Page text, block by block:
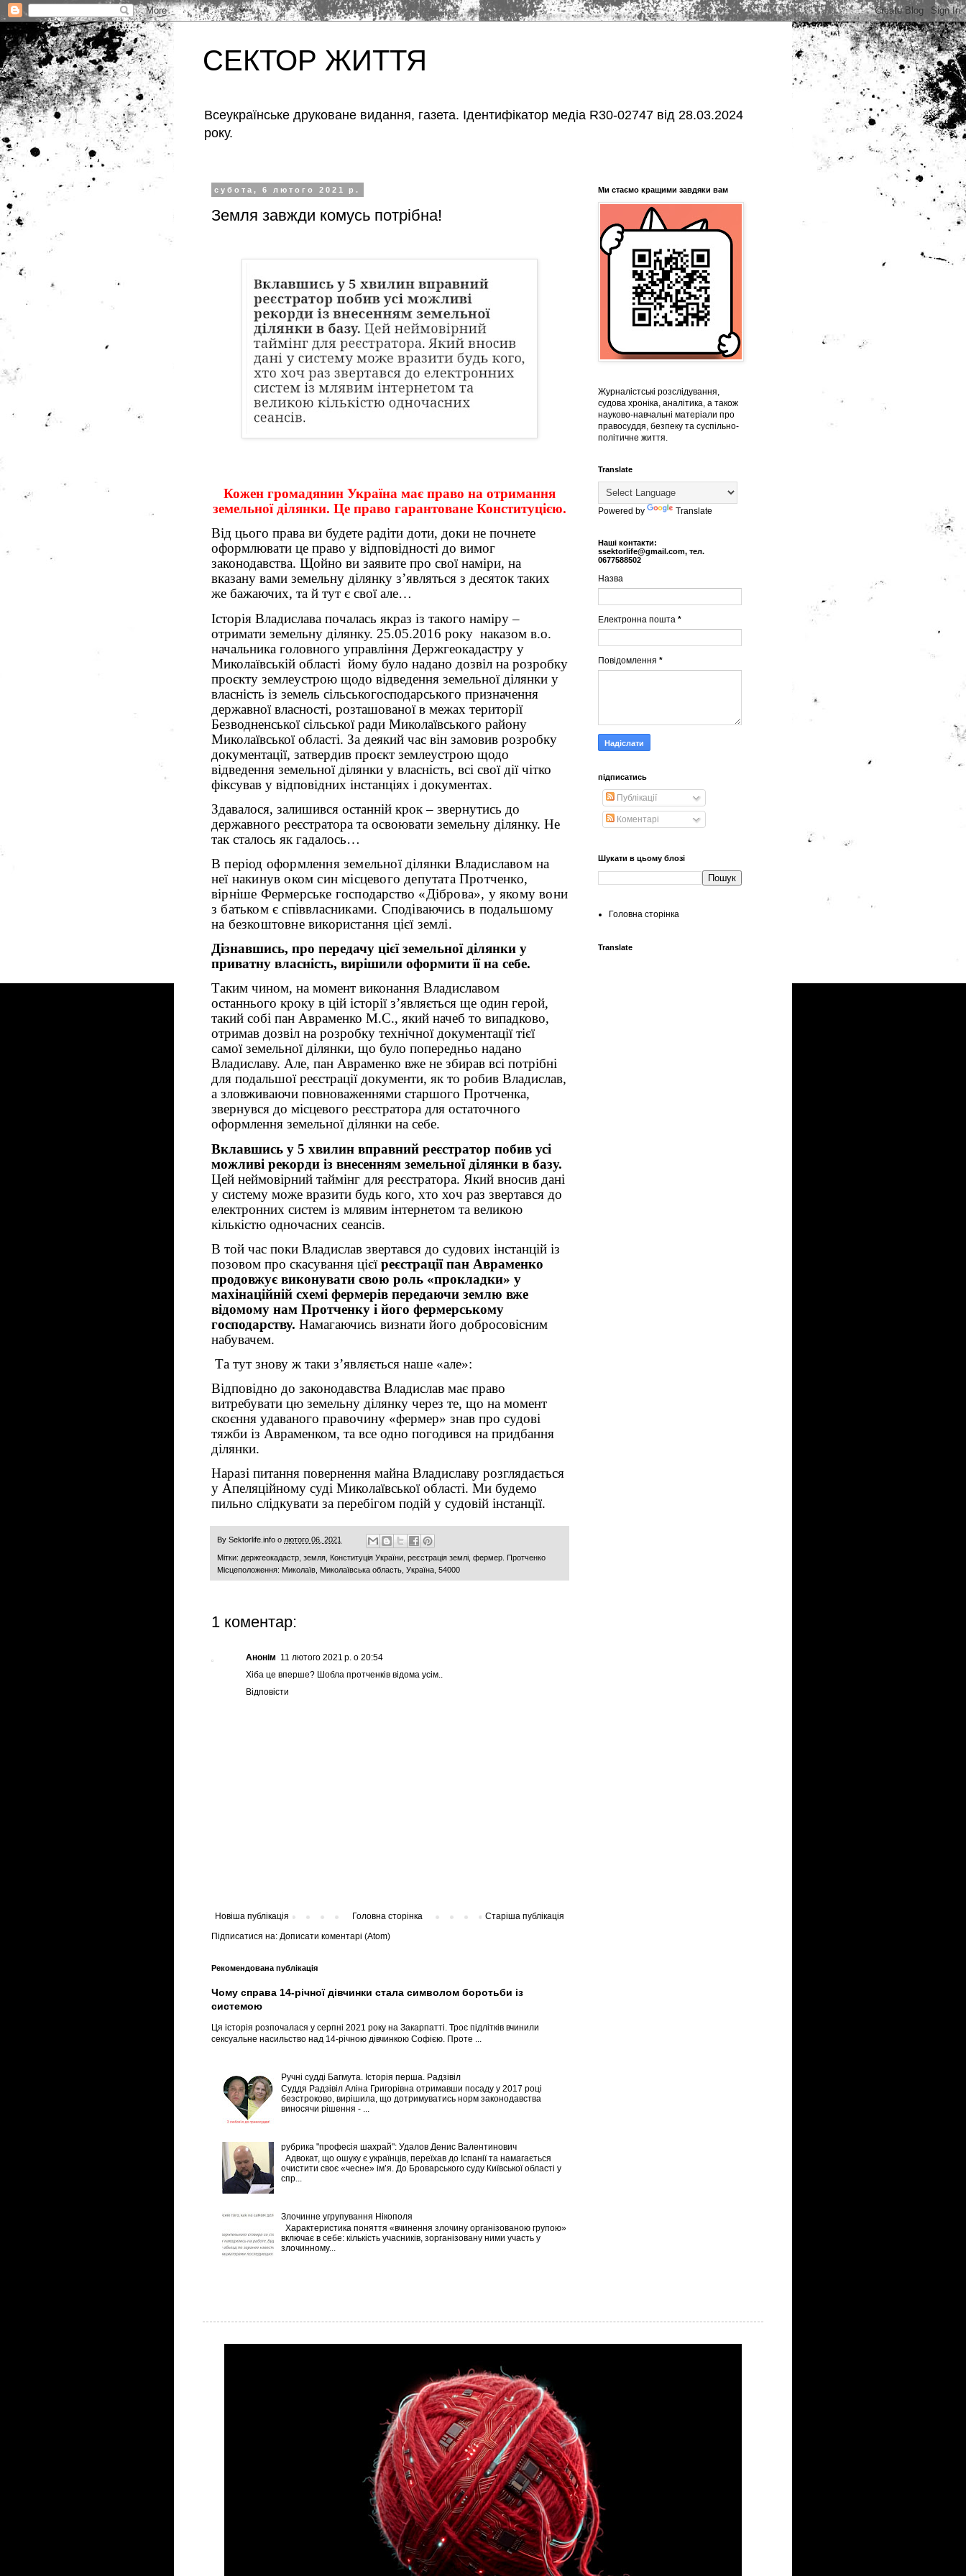
СЕКТОР ЖИТТЯ
Всеукраїнське друковане видання, газета. Ідентифікатор медіа R30-02747 від 28.03.2024
року.
субота, 6 лютого 2021 р.
Земля завжди комусь потрібна!
Кожен громадянин Україна має право на отримання
земельної ділянки. Це право гарантоване Конституцією.
Від цього права ви будете радіти доти, доки не почнете
оформлювати це право у відповідності до вимог
законодавства. Щойно ви заявите про свої наміри, на
вказану вами земельну ділянку з’являться з десяток таких
же бажаючих, та й тут є свої але…
Історія Владислава почалась якраз із такого наміру –
отримати земельну ділянку. 25.05.2016 року наказом в.о.
начальника головного управління Держгеокадастру у
Миколаївській області йому було надано дозвіл на розробку
проєкту землеустрою щодо відведення земельної ділянки у
власність із земель сільськогосподарського призначення
державної власності, розташованої в межах території
Безводненської сільської ради Миколаївського району
Миколаївської області. За деякий час він замовив розробку
документації, затвердив проєкт землеустрою щодо
відведення земельної ділянки у власність, всі свої дії чітко
фіксував у відповідних інстанціях і документах.
Здавалося, залишився останній крок – звернутись до
державного реєстратора та освоювати земельну ділянку. Не
так сталось як гадалось…
В період оформлення земельної ділянки Владиславом на
неї накинув оком син місцевого депутата Протченко,
вірніше Фермерське господарство «Діброва», у якому вони
з батьком є співвласниками. Сподіваючись в подальшому
на безкоштовне використання цієї землі.
Дізнавшись, про передачу цієї земельної ділянки у
приватну власність, вирішили оформити її на себе.
Таким чином, на момент виконання Владиславом
останнього кроку в цій історії з’являється ще один герой,
такий собі пан Авраменко М.С., який начеб то випадково,
отримав дозвіл на розробку технічної документації тієї
самої земельної ділянки, що було попередньо надано
Владиславу. Але, пан Авраменко вже не збирав всі потрібні
для подальшої реєстрації документи, як то робив Владислав,
а зловживаючи повноваженнями старшого Протченка,
звернувся до місцевого реєстратора для остаточного
оформлення земельної ділянки на себе.
Вклавшись у 5 хвилин вправний реєстратор побив усі
можливі рекорди із внесенням земельної ділянки в базу.
Цей неймовірний таймінг для реєстратора. Який вносив дані
у систему може вразити будь кого, хто хоч раз звертався до
електронних систем із млявим інтернетом та великою
кількістю одночасних сеансів.
В той час поки Владислав звертався до судових інстанцій із
позовом про скасування цієїреєстрації пан Авраменко
продовжує виконувати свою роль «прокладки» у
махінаційній схемі фермерів передаючи землю вже
відомому нам Протченку і його фермерському
господарству. Намагаючись визнати його добросовісним
набувачем.
Та тут знову ж таки з’являється наше «але»:
Відповідно до законодавства Владислав має право
витребувати цю земельну ділянку через те, що на момент
скоєння удаваного правочину «фермер» знав про судові
тяжби із Авраменком, та все одно погодився на придбання
ділянки.
Наразі питання повернення майна Владиславу розглядається
у Апеляційному суді Миколаївської області. Ми будемо
пильно слідкувати за перебігом подій у судовій інстанції.
By Sektorlife.info о лютого 06, 2021
Мітки: держгеокадастр земля Конституція України реєстрація землі фермер. Протченко
Місцеположення: Миколаїв, Миколаївська область, Україна, 54000
1 коментар:
Анонім 11 лютого 2021 р. о 20:54
Хіба це вперше? Шобла протченків відома усім..
Відповісти
Новіша публікація Старіша публікація
Головна сторінка
Підписатися на: Дописати коментарі (Atom)
Рекомендована публікація
Чому справа 14-річної дівчинки стала символом боротьби із
системою
Ця історія розпочалася у серпні 2021 року на Закарпатті. Троє підлітків вчинили
сексуальне насильство над 14-річною дівчинкою Софією. Проте ...
Ручні судді Багмута. Історія перша. Радзівіл
Суддя Радзівіл Аліна Григорівна отримавши посаду у 2017 році
безстроково, вирішила, що дотримуватись норм законодавства
виносячи рішення - ...
рубрика "професія шахрай": Удалов Денис Валентинович
Адвокат, що ошуку є українців, переїхав до Іспанії та намагається
очистити своє «чесне» ім’я. До Броварського суду Київської області у
спр...
Злочинне угрупування Нікополя
Характеристика поняття «вчинення злочину організованою групою»
включає в себе: кількість учасників, зорганізовану ними участь у
злочинному...
Ми стаємо кращими завдяки вам
Журналістські розслідування,
судова хроніка, аналітика, а також
науково-навчальні матеріали про
правосуддя, безпеку та суспільно-
політичне життя.
Translate
Powered by Translate
Наші контакти:
ssektorlife@gmail.com, тел.
0677588502
Назва
Електронна пошта *
Повідомлення *
підписатись
Публікації
Коментарі
Шукати в цьому блозі
Головна сторінка
Translate